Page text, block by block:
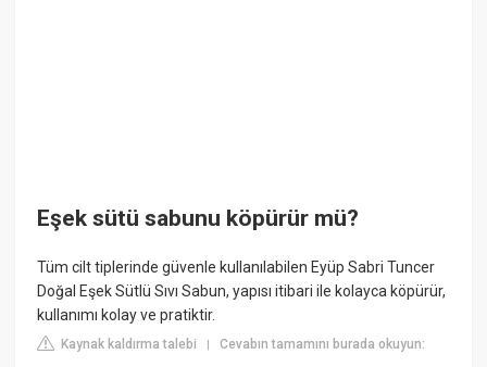
Eşek sütü sabunu köpürür mü?
Tüm cilt tiplerinde güvenle kullanılabilen Eyüp Sabri Tuncer
Doğal Eşek Sütlü Sıvı Sabun, yapısı itibari ile kolayca köpürür,
kullanımı kolay ve pratiktir.
Kaynak kaldırma talebi |Cevabın tamamını burada okuyun: